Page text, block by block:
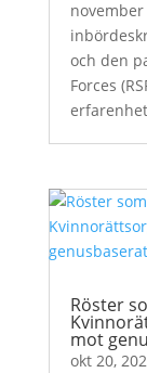
och den
Forces
Röster
mot
okt 20,